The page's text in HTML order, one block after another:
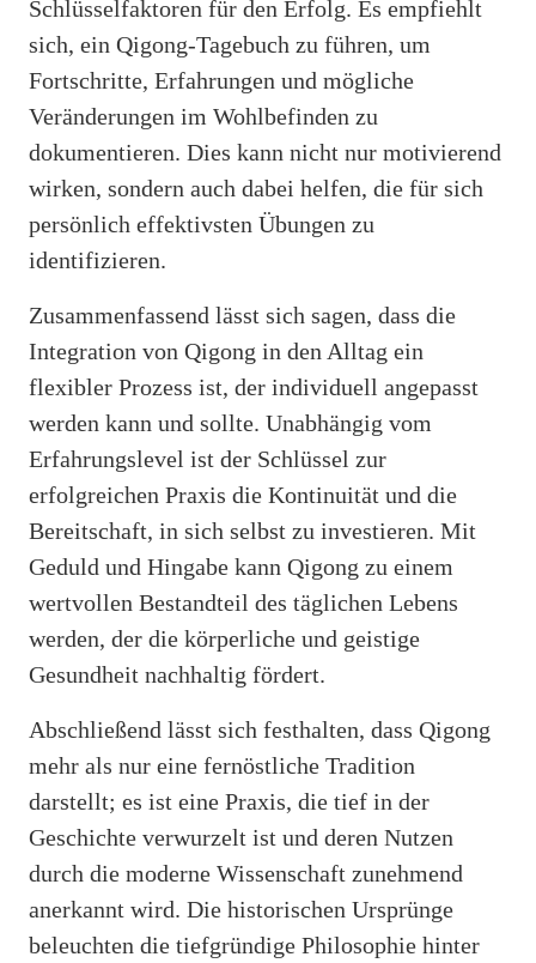
Schlüsselfaktoren für den Erfolg. Es empfiehlt
sich, ein Qigong-Tagebuch zu führen, um
Fortschritte, Erfahrungen und mögliche
Veränderungen im Wohlbefinden zu
dokumentieren. Dies kann nicht nur motivierend
wirken, sondern auch dabei helfen, die für sich
persönlich effektivsten Übungen zu
identifizieren.
Zusammenfassend lässt sich sagen, dass die
Integration von Qigong in den Alltag ein
flexibler Prozess ist, der individuell angepasst
werden kann und sollte. Unabhängig vom
Erfahrungslevel ist der Schlüssel zur
erfolgreichen Praxis die Kontinuität und die
Bereitschaft, in sich selbst zu investieren. Mit
Geduld und Hingabe kann Qigong zu einem
wertvollen Bestandteil des täglichen Lebens
werden, der die körperliche und geistige
Gesundheit nachhaltig fördert.
Abschließend lässt sich festhalten, dass Qigong
mehr als nur eine fernöstliche Tradition
darstellt; es ist eine Praxis, die tief in der
Geschichte verwurzelt ist und deren Nutzen
durch die moderne Wissenschaft zunehmend
anerkannt wird. Die historischen Ursprünge
beleuchten die tiefgründige Philosophie hinter